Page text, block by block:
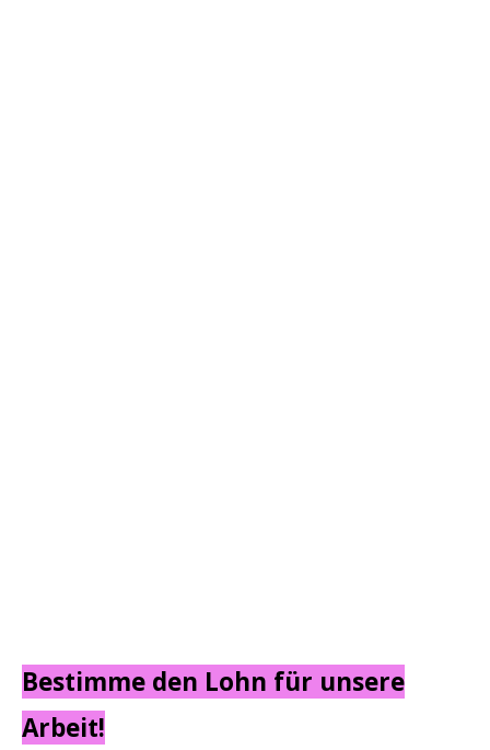
Bestimme den Lohn für unsere
Arbeit!